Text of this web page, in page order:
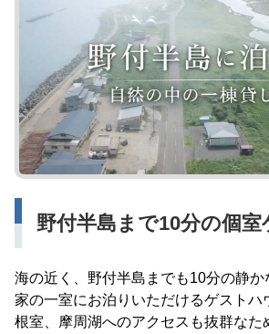
野付半島まで10分の個
海の近く、野付半島までも10分の静
家の一室にお泊りいただけるゲストハ
根室、摩周湖へのアクセスも抜群なた